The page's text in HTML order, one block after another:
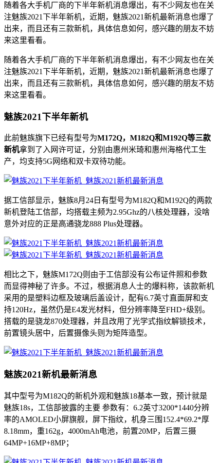
随着各大手机厂商的下半年新机消息爆出，有不少网友也在关
注魅族2021下半年新机，近期，魅族2021新机最新消息也爆了
出来，而且还有三款新机，具体信息如何，感兴趣的朋友不妨
来这里看看。
随着各大手机厂商的下半年新机消息爆出，有不少网友也在关
注魅族2021下半年新机，近期，魅族2021新机最新消息也爆了
出来，而且还有三款新机，具体信息如何，感兴趣的朋友不妨
来这里看看。
魅族2021下半年新机
此前魅族旗下已经有型号为M172Q，M182Q和M192Q等三款
新机拿到了入网许可证，分别由惠州米琦和惠州海格代工生
产，均支持5G网络和双卡双待功能。
据工信部显示，魅族8月24日有型号为M182Q和M192Q的两款
新机登陆工信部，均搭载主频为2.95Ghz的八核处理器，没啥
意外对应的正是高通骁龙888 Plus处理器。
相比之下，魅族M172Q则由于工信部没有公布证件照和参数
而显得神秘了许多。不过，根据消息人士的爆料称，该款新机
采用的是塑料边框及玻璃后盖设计，配有6.7英寸直面屏和支
持120Hz，虽然仍是E4发光材料，但分辨率降至FHD+级别。
搭载的是骁龙870处理器，并且改用了光学式指纹解锁技术，
前置镜头居中，后置摄像头则为矩阵造型。
魅族2021新机最新消息
其中型号为M182Q的新机外观和魅族18基本一致，预计就是
魅族18s，工信部披露的主要 参数有：6.2英寸3200*1440分辨
率的AMOLED小屏旗舰，屏下指纹，机身三围152.4*69.2*厚
8.18mm，重162g，4000mAh电池，前置20MP，后置三摄
64MP+16MP+8MP；